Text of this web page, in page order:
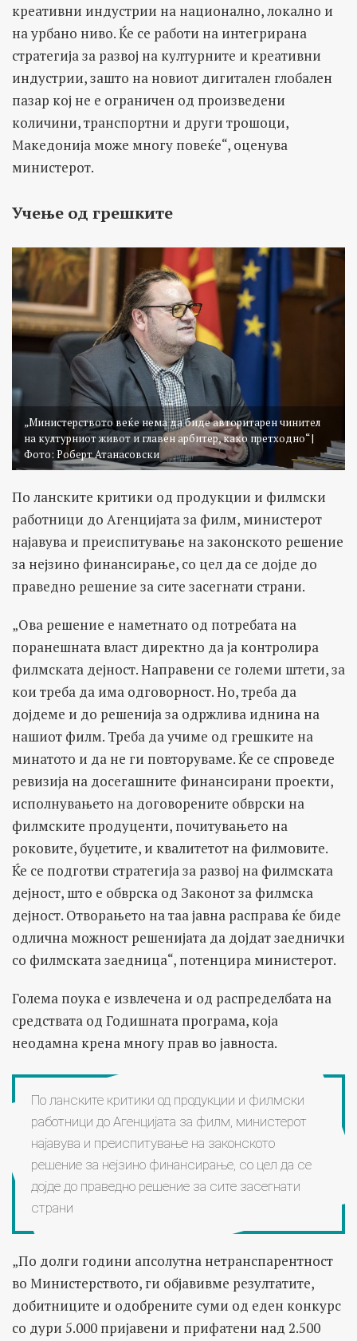
креативни индустрии на национално, локално и
на урбано ниво. Ќе се работи на интегрирана
стратегија за развој на културните и креативни
индустрии, зашто на новиот дигитален глобален
пазар кој не е ограничен од произведени
количини, транспортни и други трошоци,
Македонија може многу повеќе“, оценува
министерот.
Учење од грешките
„Министерството веќе нема да биде авторитарен чинител
на културниот живот и главен арбитeр, како претходно“ |
Фото: Роберт Атанасовски
По ланските критики од продукции и филмски
работници до Агенцијата за филм, министерот
најавува и преиспитување на законското решение
за нејзино финансирање, со цел да се дојде до
праведно решение за сите засегнати страни.
„Ова решение е наметнато од потребата на
поранешната власт директно да ја контролира
филмската дејност. Направени се големи штети, за
кои треба да има одговорност. Но, треба да
дојдеме и до решенија за одржлива иднина на
нашиот филм. Треба да учиме од грешките на
минатото и да не ги повторуваме. Ќе се спроведе
ревизија на досегашните финансирани проекти,
исполнувањето на договорените обврски на
филмските продуценти, почитувањето на
роковите, буџетите, и квалитетот на филмовите.
Ќе се подготви стратегија за развој на филмската
дејност, што е обврска од Законот за филмска
дејност. Отворањето на таа јавна расправа ќе биде
одлична можност решенијата да дојдат заеднички
со филмската заедница“, потенцира министерот.
Голема поука е извлечена и од распределбата на
средствата од Годишната програма, која
неодамна крена многу прав во јавноста.
По ланските критики од продукции и филмски
работници до Агенцијата за филм, министерот
најавува и преиспитување на законското
решение за нејзино финансирање, со цел да се
дојде до праведно решение за сите засегнати
страни
„По долги години апсолутна нетранспарентност
во Министерството, ги објавивме резултатите,
добитниците и одобрените суми од еден конкурс
со дури 5.000 пријавени и прифатени над 2.500